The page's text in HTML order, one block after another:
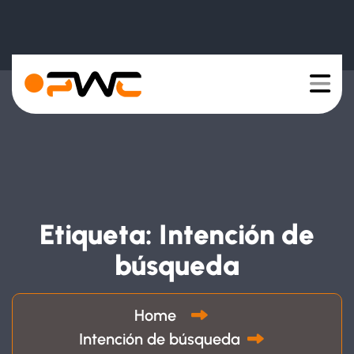
Etiqueta: Intención de
búsqueda
Home
Intención de búsqueda